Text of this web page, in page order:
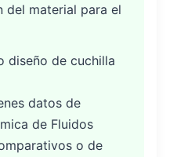
material para el
diseño de cuchilla
datos de
de Fluidos
o de